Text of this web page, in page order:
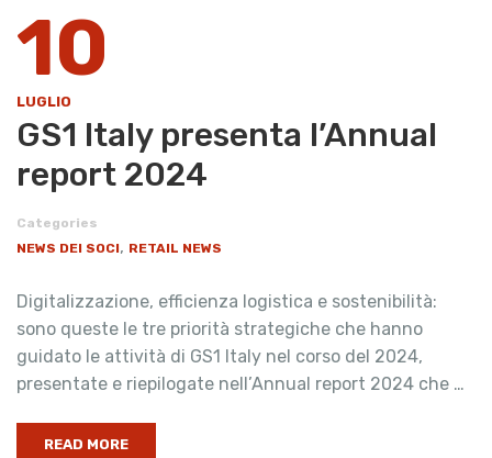
10
LUGLIO
GS1 Italy presenta l’Annual
report 2024
Categories
NEWS DEI SOCI, RETAIL NEWS
Digitalizzazione, efficienza logistica e sostenibilità:
sono queste le tre priorità strategiche che hanno
guidato le attività di GS1 Italy nel corso del 2024,
presentate e riepilogate nell’Annual report 2024 che …
READ MORE